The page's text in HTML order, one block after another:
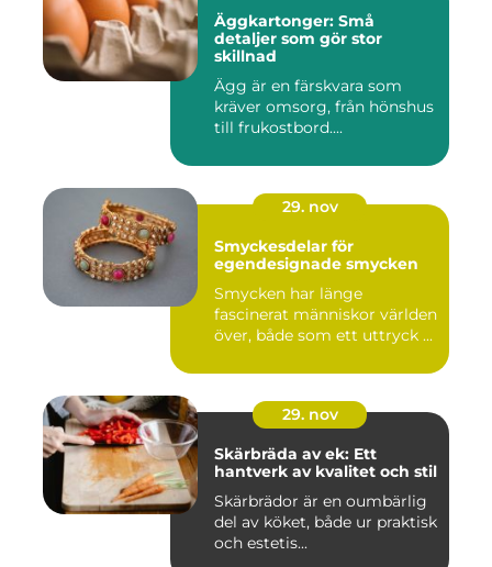
Äggkartonger: Små
detaljer som gör stor
skillnad
Ägg är en färskvara som
kräver omsorg, från hönshus
till frukostbord....
29. nov
Smyckesdelar för
egendesignade smycken
Smycken har länge
fascinerat människor världen
över, både som ett uttryck ...
29. nov
Skärbräda av ek: Ett
hantverk av kvalitet och stil
Skärbrädor är en oumbärlig
del av köket, både ur praktisk
och estetis...